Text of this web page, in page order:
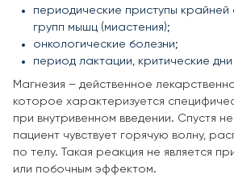
периодические приступы крайней
групп мышц (миастения);
онкологические болезни;
период лактации, критические
Магнезия – действенное
которое характеризуется
при внутривенном введении. Спустя
пациент чувствует горячую волну,
по телу. Такая реакция не является
или побочным эффектом.